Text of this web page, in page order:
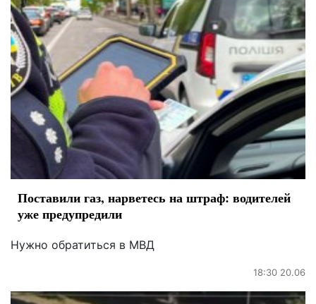
Поставили газ, нарветесь на штраф: водителей
уже предупредили
Нужно обратиться в МВД
18:30 20.06